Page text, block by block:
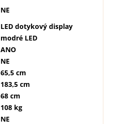
NE
LED dotykový display
modré LED
ANO
NE
65,5 cm
183,5 cm
68 cm
108 kg
NE